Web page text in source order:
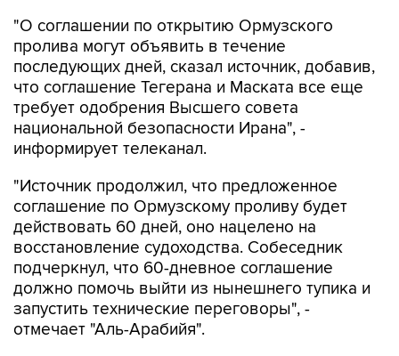
"О соглашении по открытию Ормузского
пролива могут объявить в течение
последующих дней, сказал источник, добавив,
что соглашение Тегерана и Маската все еще
требует одобрения Высшего совета
национальной безопасности Ирана", -
информирует телеканал.
"Источник продолжил, что предложенное
соглашение по Ормузскому проливу будет
действовать 60 дней, оно нацелено на
восстановление судоходства. Собеседник
подчеркнул, что 60-дневное соглашение
должно помочь выйти из нынешнего тупика и
запустить технические переговоры", -
отмечает "Аль-Арабийя".